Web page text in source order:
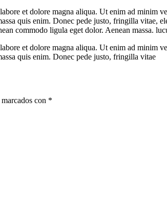
et dolore magna aliqua. Ut enim ad minim
quis enim. Donec pede justo, fringilla vitae,
commodo ligula eget dolor. Aenean massa.
et dolore magna aliqua. Ut enim ad minim
quis enim. Donec pede justo, fringilla vitae
con *